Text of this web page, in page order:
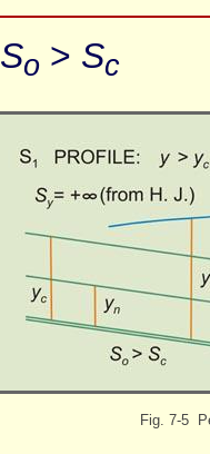
So > Sc
Fig. 7-5